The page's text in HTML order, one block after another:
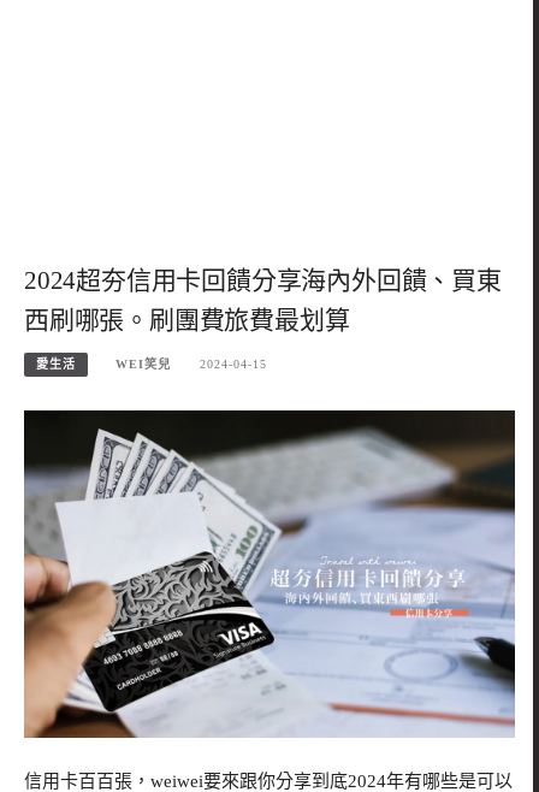
2024超夯信用卡回饋分享海內外回饋、買東
西刷哪張。刷團費旅費最划算
愛生活 WEI笑兒 2024-04-15
信用卡百百張，weiwei要來跟你分享到底2024年有哪些是可以